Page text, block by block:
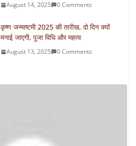
August 14, 2025 0 Comments
कृष्ण जन्माष्टमी 2025 की तारीख, दो दिन क्यों
मनाई जाएगी, पूजा विधि और महत्व
August 13, 2025 0 Comments